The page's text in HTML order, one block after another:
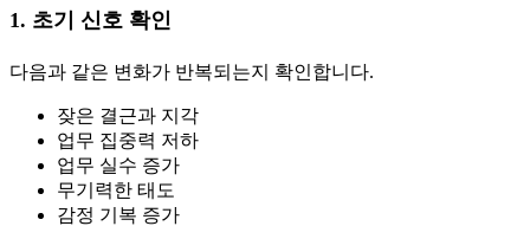
1. 초기 신호 확인
다음과 같은 변화가 반복되는지 확인합니다.
잦은 결근과 지각
업무 집중력 저하
업무 실수 증가
무기력한 태도
감정 기복 증가